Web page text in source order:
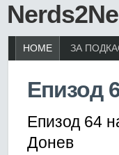
HOME ЗА
Епизод
Епизод 64
Донев